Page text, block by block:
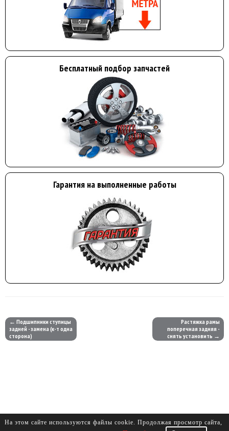
Бесплатный подбор запчастей
Гарантия на выполненные работы
← Подшипники ступицы
задней - замена (к-т одна
сторона)
Растяжка рамы
поперечная задняя -
снять установить →
На этом сайте используются файлы cookie. Продолжая просмотр сайта,